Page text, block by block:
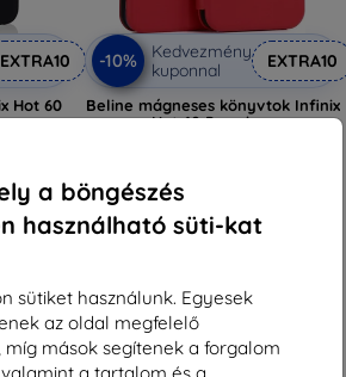
a böngészés
használható süti-kat
sütiket használunk. Egyesek
az oldal megfelelő
míg mások segítenek a forgalom
a tartalom és a
EXTRA10
Hot 60
-10%
Kedvezmény
kuponnal
EXTRA10
Beline mágneses könyvtok Infinix
Hot 60 Pro piros
Raktáron > 5 darab